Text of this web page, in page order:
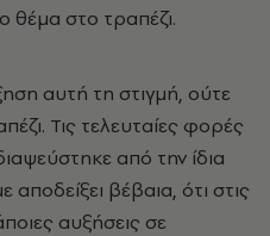
θέμα στο τραπέζι.
αυτή τη στιγμή, ούτε
Τις τελευταίες φορές
από την ίδια
βέβαια, ότι στις
αυξήσεις σε